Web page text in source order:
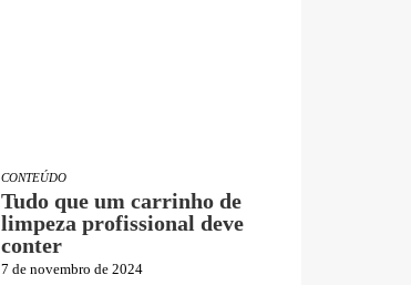
CONTEÚDO
Tudo que um carrinho de
limpeza profissional deve
conter
7 de novembro de 2024